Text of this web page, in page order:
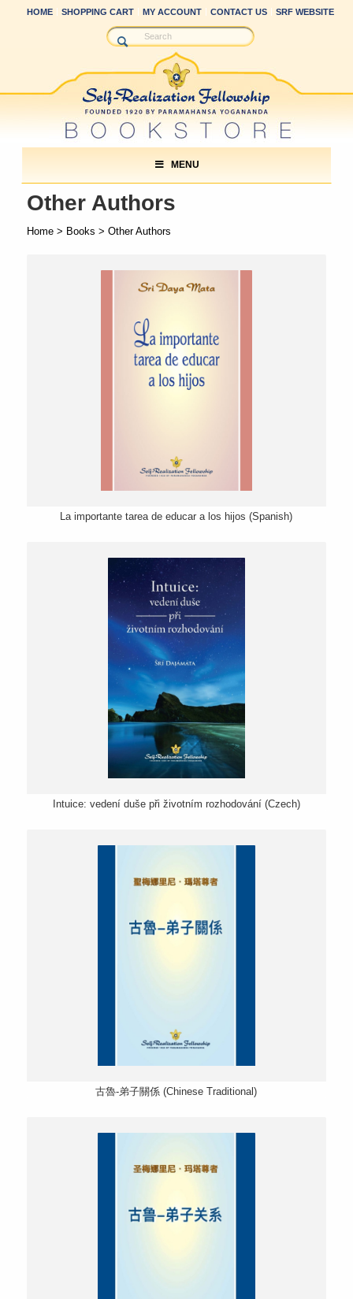
HOME SHOPPING CART MY ACCOUNT CONTACT US SRF WEBSITE
MENU
Other Authors
Home> Books > Other Authors
La importante tarea de educar a los hijos (Spanish)
Intuice: vedení duše při životním rozhodování (Czech)
古魯-弟子關係 (Chinese Traditional)